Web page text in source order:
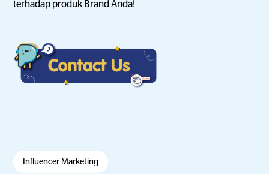
terhadap produk Brand Anda!
Influencer Marketing